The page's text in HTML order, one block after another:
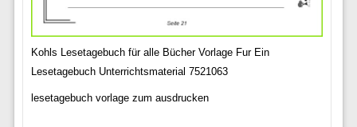
Kohls Lesetagebuch für alle Bücher Vorlage Fur Ein
Lesetagebuch Unterrichtsmaterial 7521063
lesetagebuch vorlage zum ausdrucken